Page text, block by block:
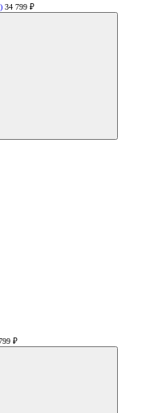
34 799 ₽
₽